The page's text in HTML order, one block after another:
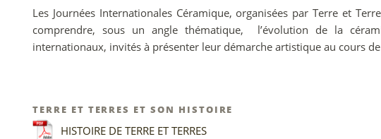
Les Journées Internationales Céramique, organisées par Terre et
comprendre, sous un angle thématique, l’évolution de la
internationaux, invités à présenter leur démarche artistique au cours
TERRE ET TERRES ET SON HISTOIRE
HISTOIRE DE TERRE ET TERRES